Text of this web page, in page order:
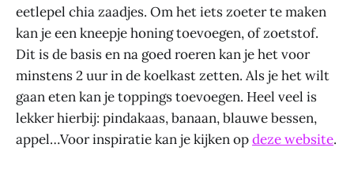
eetlepel chia zaadjes. Om het iets zoeter te maken
kan je een kneepje honing toevoegen, of zoetstof.
Dit is de basis en na goed roeren kan je het voor
minstens 2 uur in de koelkast zetten. Als je het wilt
gaan eten kan je toppings toevoegen. Heel veel is
lekker hierbij: pindakaas, banaan, blauwe bessen,
appel…Voor inspiratie kan je kijken opdeze website.